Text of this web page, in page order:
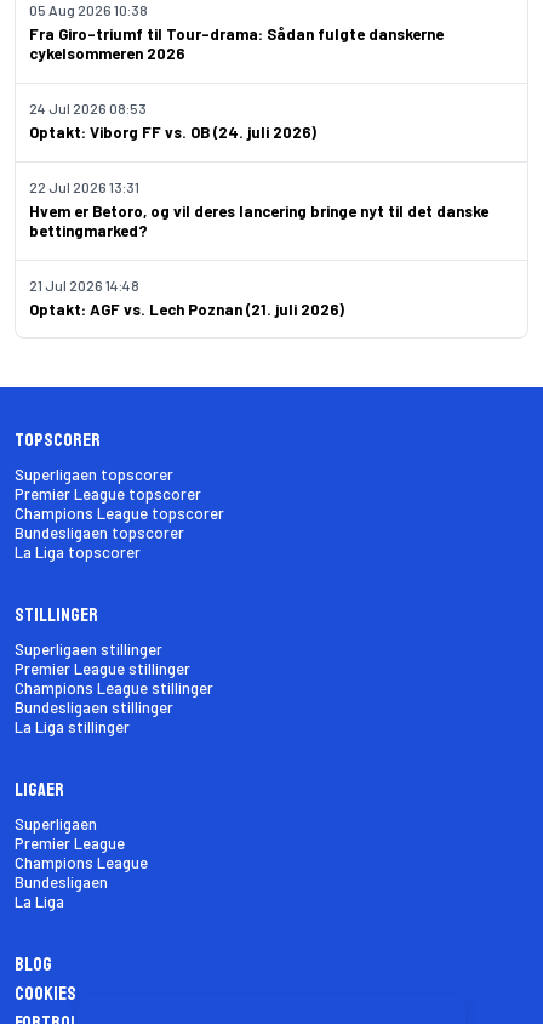
Fra Giro-triumf til Tour-drama: Sådan fulgte danskerne
cykelsommeren 2026
05 Aug 2026 10:38
Optakt: Viborg FF vs. OB (24. juli 2026)
24 Jul 2026 08:53
Hvem er Betoro, og vil deres lancering bringe nyt til det danske
bettingmarked?
22 Jul 2026 13:31
Optakt: AGF vs. Lech Poznan (21. juli 2026)
21 Jul 2026 14:48
Topscorer
Superligaen topscorer
Premier League topscorer
Champions League topscorer
Bundesligaen topscorer
La Liga topscorer
Stillinger
Superligaen stillinger
Premier League stillinger
Champions League stillinger
Bundesligaen stillinger
La Liga stillinger
Ligaer
Superligaen
Premier League
Champions League
Bundesligaen
La Liga
Blog
Cookies